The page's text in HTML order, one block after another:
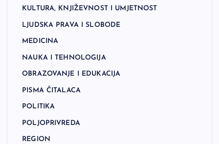
KULTURA, KNJIŽEVNOST I UMJETNOST
LJUDSKA PRAVA I SLOBODE
MEDICINA
NAUKA I TEHNOLOGIJA
OBRAZOVANJE I EDUKACIJA
PISMA ČITALACA
POLITIKA
POLJOPRIVREDA
REGION